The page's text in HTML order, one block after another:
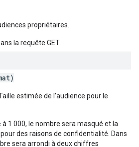
propriétaires.
la requête GET.
estimée de l'audience pour le
1 000, le nombre sera masqué et la
des raisons de confidentialité. Dans
sera arrondi à deux chiffres